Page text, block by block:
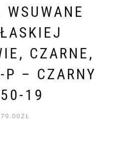
WSUWANE
CZARNE,
– CZARNY
19
ZŁ